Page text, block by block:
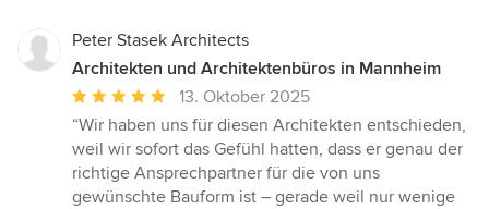
Peter Stasek Architects
Architekten und Architektenbüros in Mannheim
Durchschnittliche
Bewertung:
5
von
5
13. Oktober 2025
“Wir haben uns für diesen Architekten entschieden,
weil wir sofort das Gefühl hatten, dass er genau der
richtige Ansprechpartner für die von uns
gewünschte Bauform ist – gerade weil nur wenige